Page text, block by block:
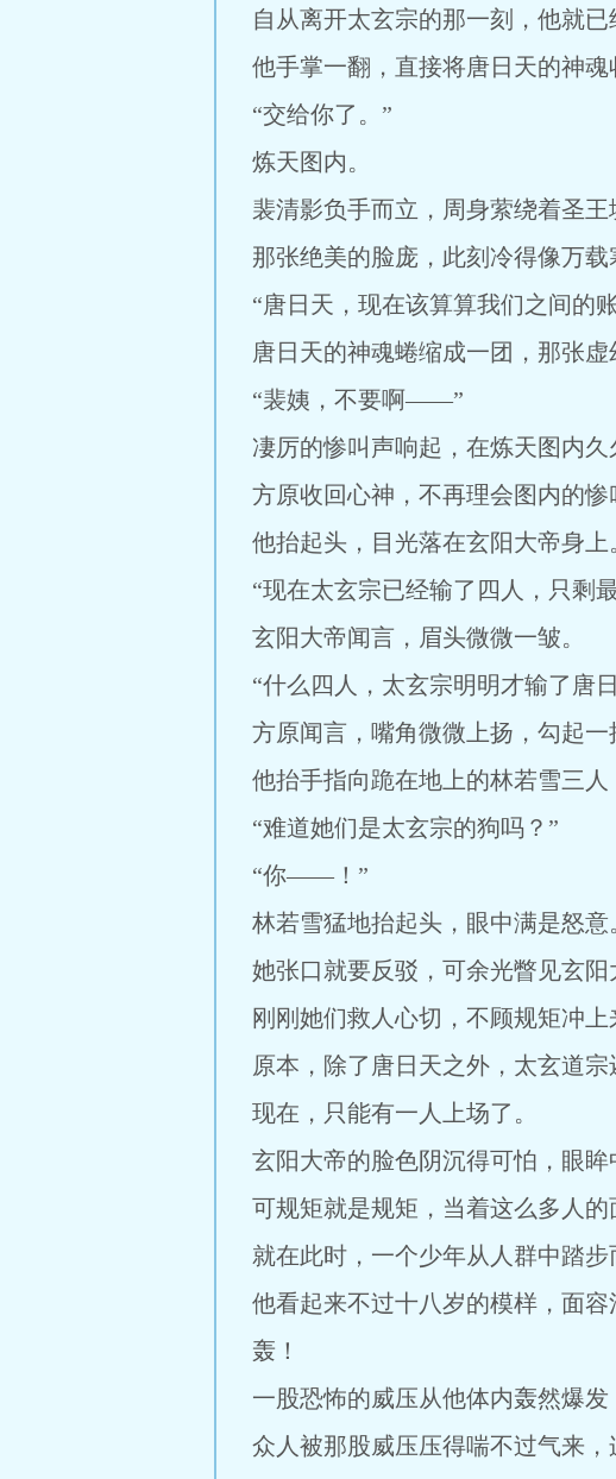
自从离开太玄宗的那一刻，他就已
他手掌一翻，直接将唐日天的神魂
“交给你了。”
炼天图内。
裴清影负手而立，周身萦绕着圣王
那张绝美的脸庞，此刻冷得像万载
“唐日天，现在该算算我们之间的
唐日天的神魂蜷缩成一团，那张虚
“裴姨，不要啊——”
凄厉的惨叫声响起，在炼天图内久
方原收回心神，不再理会图内的惨
他抬起头，目光落在玄阳大帝身上
“现在太玄宗已经输了四人，只剩
玄阳大帝闻言，眉头微微一皱。
“什么四人，太玄宗明明才输了唐
方原闻言，嘴角微微上扬，勾起一
他抬手指向跪在地上的林若雪三人
“难道她们是太玄宗的狗吗？”
“你——！”
林若雪猛地抬起头，眼中满是怒意
她张口就要反驳，可余光瞥见玄
刚刚她们救人心切，不顾规矩冲
原本，除了唐日天之外，太玄道宗
现在，只能有一人上场了。
玄阳大帝的脸色阴沉得可怕，眼眸
可规矩就是规矩，当着这么多人的
就在此时，一个少年从人群中踏步
他看起来不过十八岁的模样，面容
轰！
一股恐怖的威压从他体内轰然爆发
众人被那股威压压得喘不过气来，